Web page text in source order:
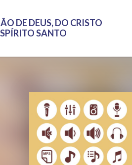
DE DEUS, DO CRISTO
SANTO